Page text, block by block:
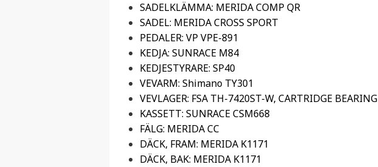
SADELKLÄMMA: MERIDA COMP QR
SADEL: MERIDA CROSS SPORT
PEDALER: VP VPE-891
KEDJA: SUNRACE M84
KEDJESTYRARE: SP40
VEVARM: Shimano TY301
VEVLAGER: FSA TH-7420ST-W, CARTRIDGE BEARING
KASSETT: SUNRACE CSM668
FÄLG: MERIDA CC
DÄCK, FRAM: MERIDA K1171
DÄCK, BAK: MERIDA K1171